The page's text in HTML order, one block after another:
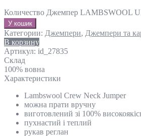
Количество Джемпер LAMBSWOOL
У кошик
Категории: Джемпери, Джемпери та
В корзину
Артикул: id_27835
Склад
100% вовна
Характеристики
Lambswool Crew Neck Jumper
можна прати вручну
виготовлений зі 100%
пухнастий і теплий
рукав реглан